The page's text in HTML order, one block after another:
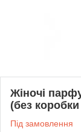
Жіночі
(без
Під замовлення